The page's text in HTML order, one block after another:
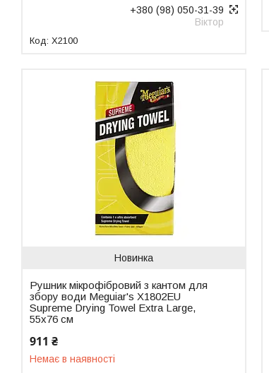
+380 (98) 050-31-39
Віктор
X2100
Новинка
Рушник мікрофібровий з кантом для
збору води Meguiar's X1802EU
Supreme Drying Towel Extra Large,
55x76 см
911 ₴
Немає в наявності